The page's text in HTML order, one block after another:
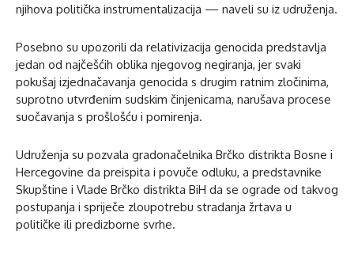
njihova politička instrumentalizacija — naveli su iz udruženja.
Posebno su upozorili da relativizacija genocida predstavlja
jedan od najčešćih oblika njegovog negiranja, jer svaki
pokušaj izjednačavanja genocida s drugim ratnim zločinima,
suprotno utvrđenim sudskim činjenicama, narušava procese
suočavanja s prošlošću i pomirenja.
Udruženja su pozvala gradonačelnika Brčko distrikta Bosne i
Hercegovine da preispita i povuče odluku, a predstavnike
Skupštine i Vlade Brčko distrikta BiH da se ograde od takvog
postupanja i spriječe zloupotrebu stradanja žrtava u
političke ili predizborne svrhe.